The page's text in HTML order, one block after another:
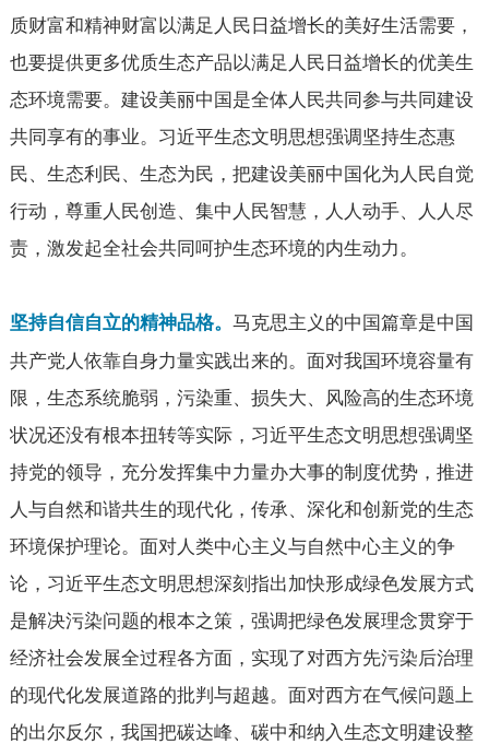
质财富和精神财富以满足人民日益增长的美好生活需要，
也要提供更多优质生态产品以满足人民日益增长的优美生
态环境需要。建设美丽中国是全体人民共同参与共同建设
共同享有的事业。习近平生态文明思想强调坚持生态惠
民、生态利民、生态为民，把建设美丽中国化为人民自觉
行动，尊重人民创造、集中人民智慧，人人动手、人人尽
责，激发起全社会共同呵护生态环境的内生动力。
坚持自信自立的精神品格。 马克思主义的中国篇章是中国
共产党人依靠自身力量实践出来的。面对我国环境容量有
限，生态系统脆弱，污染重、损失大、风险高的生态环境
状况还没有根本扭转等实际，习近平生态文明思想强调坚
持党的领导，充分发挥集中力量办大事的制度优势，推进
人与自然和谐共生的现代化，传承、深化和创新党的生态
环境保护理论。面对人类中心主义与自然中心主义的争
论，习近平生态文明思想深刻指出加快形成绿色发展方式
是解决污染问题的根本之策，强调把绿色发展理念贯穿于
经济社会发展全过程各方面，实现了对西方先污染后治理
的现代化发展道路的批判与超越。面对西方在气候问题上
的出尔反尔，我国把碳达峰、碳中和纳入生态文明建设整